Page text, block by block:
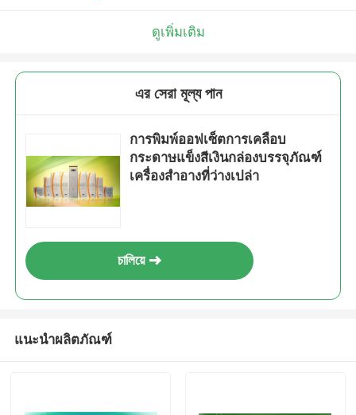
ดูเพิ่มเติม
এর সেরা মূল্য পান
การพิมพ์ออฟเซ็ตการเคลือบ
กระดาษแข็งสีเงินกล่องบรรจุภัณฑ์
เครื่องสำอางที่ว่างเปล่า
চালিয়ে
แนะนำผลิตภัณฑ์